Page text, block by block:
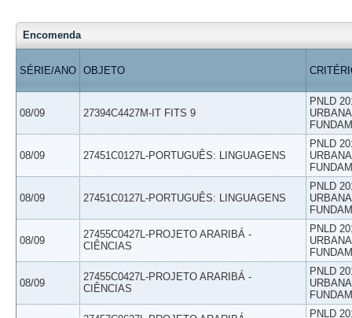
Encomenda
SÉRIE/ANO OBJETO
08/09 27394C4427M-IT FITS 9
PNLD
08/09 27451C0127L-PORTUGUÊS: LINGUAGENS
PNLD
08/09 27451C0127L-PORTUGUÊS: LINGUAGENS
PNLD
08/09
27455C0427L-PROJETO ARARIBÁ -
CIÊNCIAS
PNLD
08/09
27455C0427L-PROJETO ARARIBÁ -
CIÊNCIAS
PNLD
PNLD